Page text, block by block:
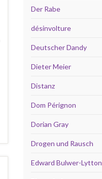
Der Rabe
désinvolture
Deutscher Dandy
Dieter Meier
Distanz
Dom Pérignon
Dorian Gray
Drogen und Rausch
Edward Bulwer-Lytton